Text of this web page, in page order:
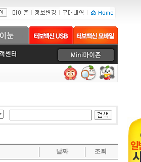
날짜 조회